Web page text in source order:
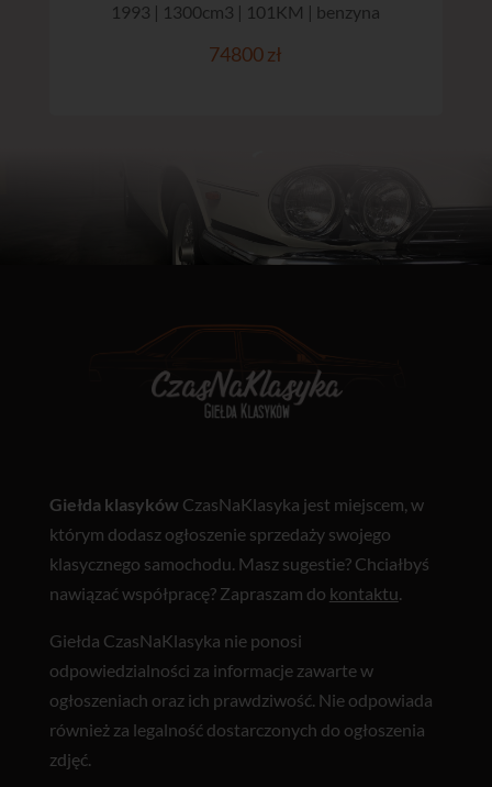
1993 | 1300cm3 | 101KM | benzyna
74800 zł
Giełda klasyków CzasNaKlasyka jest miejscem, w
którym dodasz ogłoszenie sprzedaży swojego
klasycznego samochodu. Masz sugestie? Chciałbyś
nawiązać współpracę? Zapraszam do kontaktu.
Giełda CzasNaKlasyka nie ponosi
odpowiedzialności za informacje zawarte w
ogłoszeniach oraz ich prawdziwość. Nie odpowiada
również za legalność dostarczonych do ogłoszenia
zdjęć.